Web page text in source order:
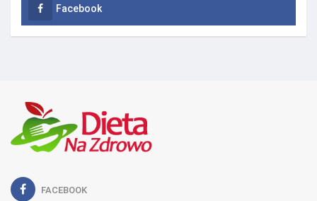
Facebook
FACEBOOK